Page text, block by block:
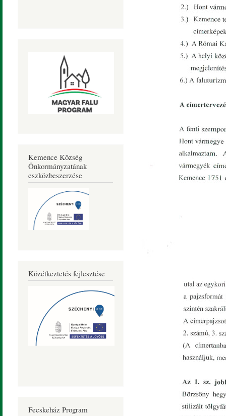
Kemence Község
Önkormányzatának
eszközbeszerzése
Közétkeztetés fejlesztése
Fecskeház Program